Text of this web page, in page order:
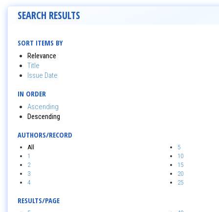
SEARCH RESULTS
SORT ITEMS BY
Relevance
Title
Issue Date
IN ORDER
Ascending
Descending
AUTHORS/RECORD
All
1
2
3
4
5
10
15
20
25
RESULTS/PAGE